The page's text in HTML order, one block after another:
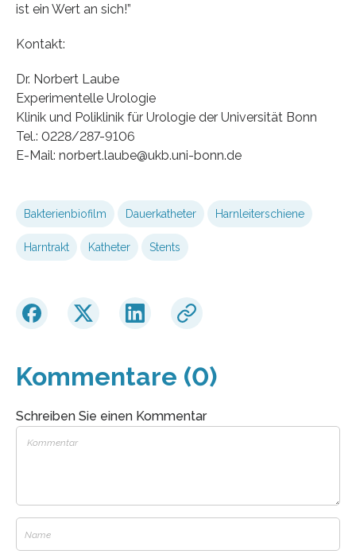
ist ein Wert an sich!”
Kontakt:
Dr. Norbert Laube
Experimentelle Urologie
Klinik und Poliklinik für Urologie der Universität Bonn
Tel.: 0228/287-9106
E-Mail: norbert.laube@ukb.uni-bonn.de
Bakterienbiofilm Dauerkatheter Harnleiterschiene
Harntrakt Katheter Stents
Kommentare (0)
Schreiben Sie einen Kommentar